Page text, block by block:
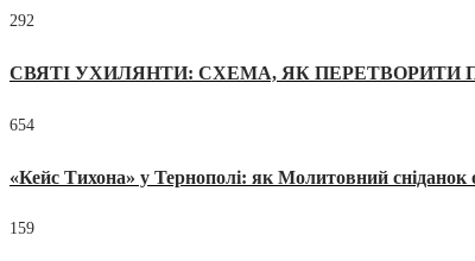
292
СВЯТІ УХИЛЯНТИ: СХЕМА, ЯК ПЕРЕТВОРИТИ
654
«Кейс Тихона» у Тернополі: як Молитовний
159